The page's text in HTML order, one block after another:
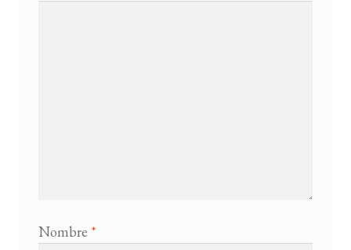
Nombre *